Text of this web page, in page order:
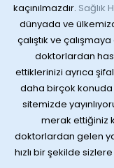
kaçınılmazdır. Sağlık
dünyada ve
çalıştık ve
doktorlardan
ettiklerinizi ayrıca
daha birçok konuda
sitemizde
merak ettiğiniz
doktorlardan gelen
hızlı bir şekilde